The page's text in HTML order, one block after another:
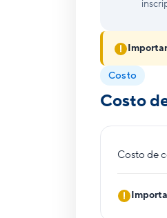
Costo
Costo
Costo de